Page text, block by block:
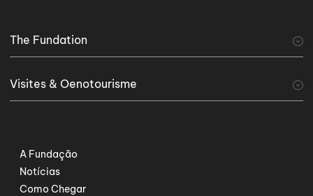
The Fundation
Visites & Oenotourisme
Serviços Especiais
A Fundação
Notícias
Como Chegar